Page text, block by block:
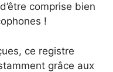
comprise bien
!
ce registre
grâce aux